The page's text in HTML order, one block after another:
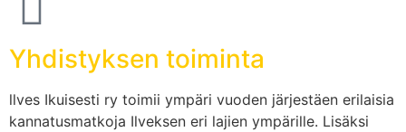
Yhdistyksen toiminta
llves Ikuisesti ry toimii ympäri vuoden järjestäen erilaisia
kannatusmatkoja Ilveksen eri lajien ympärille. Lisäksi